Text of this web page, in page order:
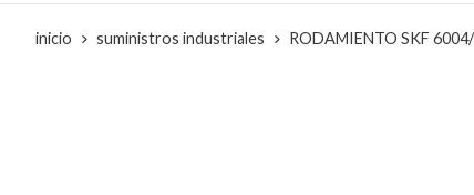
inicio suministros industriales RODAMIENTO SKF